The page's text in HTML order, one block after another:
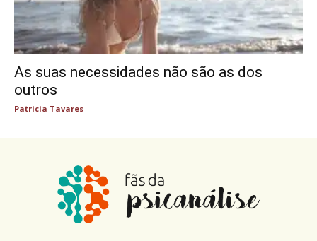
As suas necessidades não são as dos
outros
Patricia Tavares